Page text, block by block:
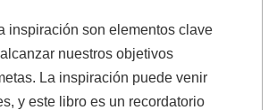
inspiración son elementos clave
nuestros objetivos
La inspiración puede venir
y este libro es un recordatorio